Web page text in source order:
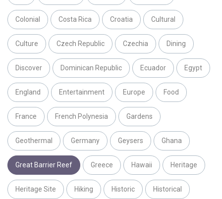
Colonial Costa Rica Croatia Cultural
Culture Czech Republic Czechia Dining
Discover Dominican Republic Ecuador Egypt
England Entertainment Europe Food
France French Polynesia Gardens
Geothermal Germany Geysers Ghana
Great Barrier Reef Greece Hawaii Heritage
Heritage Site Hiking Historic Historical